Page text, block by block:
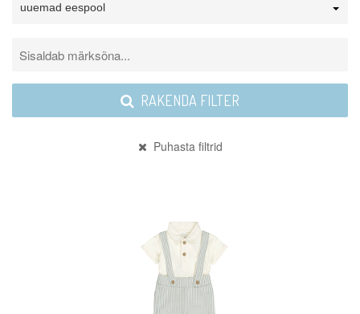
uuemad eespool
RAKENDA FILTER
Puhasta filtrid